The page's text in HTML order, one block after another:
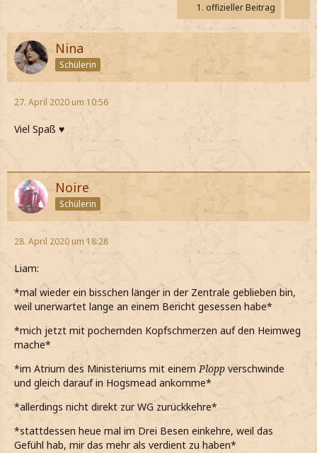
Jetzt Fanclub-Mitglied werden!
1. offizieller Beitrag
Nina
Schülerin
27. April 2020 um 10:56
Viel Spaß ♥
Noire
Schülerin
28. April 2020 um 18:28
Liam:
*mal wieder ein bisschen länger in der Zentrale geblieben bin,
weil unerwartet lange an einem Bericht gesessen habe*
*mich jetzt mit pochernden Kopfschmerzen auf den Heimweg
mache*
*im Atrium des Ministeriums mit einemPlopp verschwinde
und gleich darauf in Hogsmead ankomme*
*allerdings nicht direkt zur WG zurückkehre*
*stattdessen heue mal im Drei Besen einkehre, weil das
Gefühl hab, mir das mehr als verdient zu haben*